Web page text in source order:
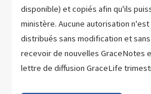
disponible) et copiés afin qu'ils
ministère. Aucune autorisation
distribués sans modification et
recevoir de nouvelles GraceNotes
lettre de diffusion GraceLife